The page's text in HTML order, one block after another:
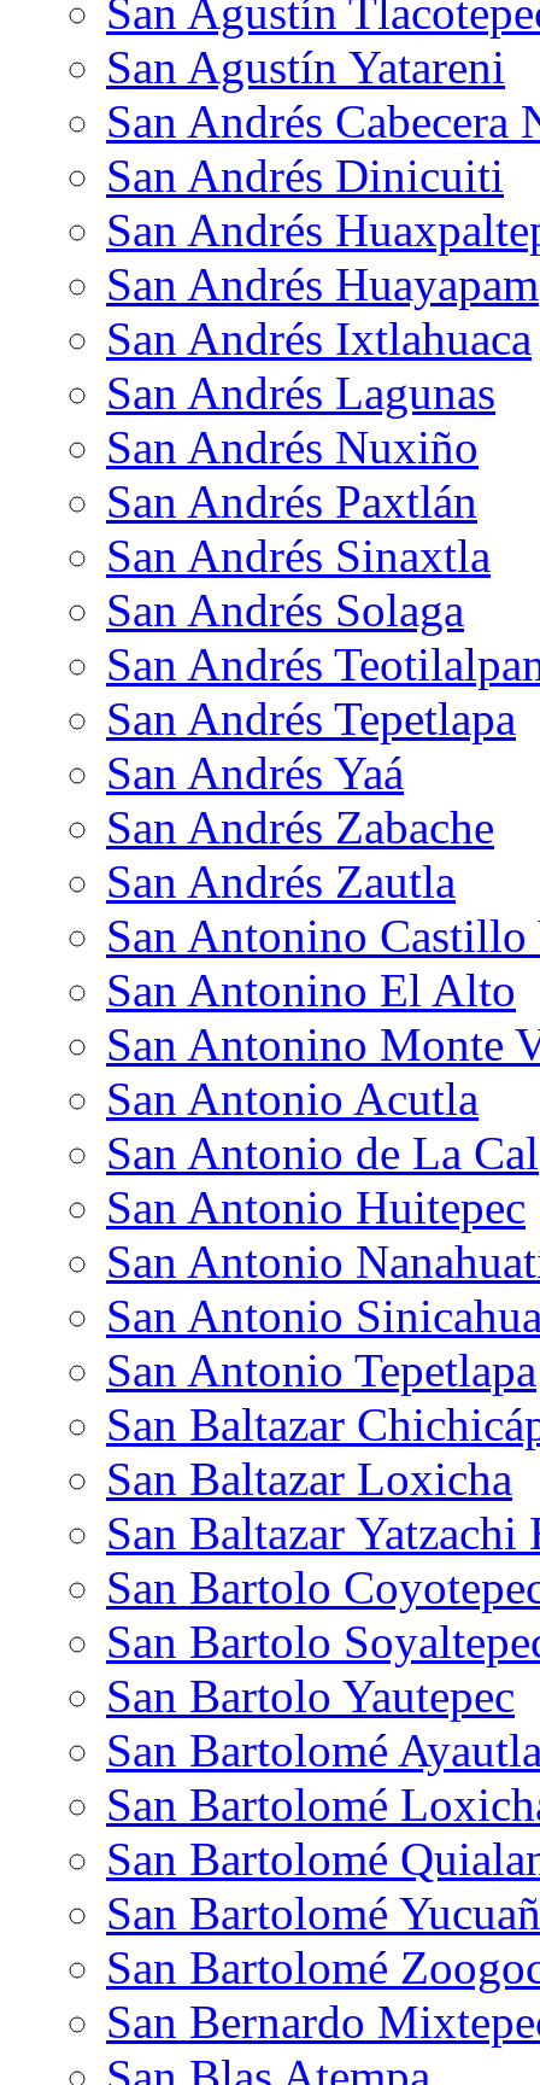
San Agustín
San Agustín Yatareni
San Andrés Cabecera
San Andrés Dinicuiti
San Andrés
San Andrés Huayapam
San Andrés Ixtlahuaca
San Andrés Lagunas
San Andrés Nuxiño
San Andrés Paxtlán
San Andrés Sinaxtla
San Andrés Solaga
San Andrés
San Andrés Tepetlapa
San Andrés Yaá
San Andrés Zabache
San Andrés Zautla
San Antonino Castillo
San Antonino El Alto
San Antonino Monte
San Antonio Acutla
San Antonio de La Cal
San Antonio Huitepec
San Antonio
San Antonio
San Antonio Tepetlapa
San Baltazar
San Baltazar Loxicha
San Baltazar Yatzachi
San Bartolo
San Bartolo
San Bartolo Yautepec
San Bartolomé
San Bartolomé
San Bartolomé
San Bartolomé
San Bartolomé
San Bernardo